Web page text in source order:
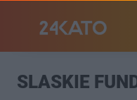
SLASKIE